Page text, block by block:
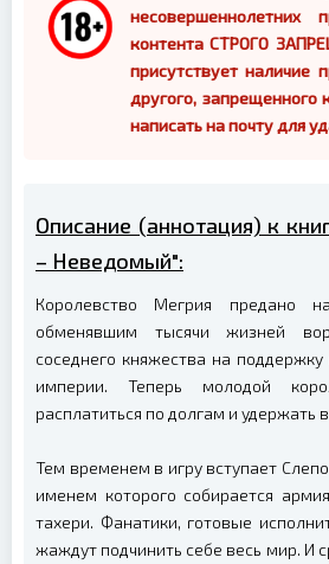
несовершеннолетних
контента СТРОГО
присутствует наличие
другого, запрещенного
написать на почту для
Описание (аннотация) к
– Неведомый":
Королевство Мегрия предано
обменявшим тысячи жизней
соседнего княжества на
империи. Теперь молодой
расплатиться по долгам и удержать
Тем временем в игру вступает
именем которого собирается
тахери. Фанатики, готовые
жаждут подчинить себе весь мир. И